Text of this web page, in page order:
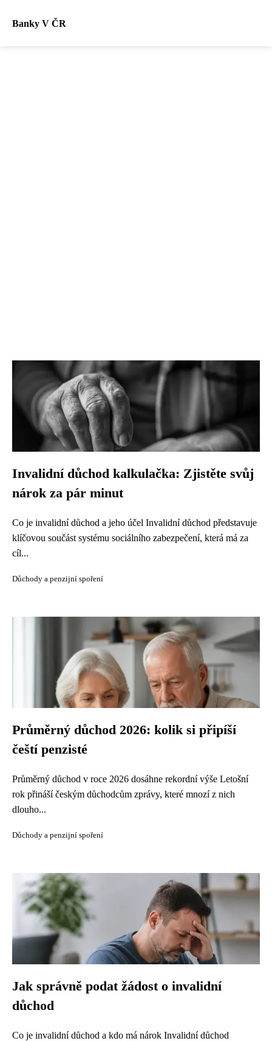
Banky V ČR
Invalidní důchod kalkulačka: Zjistěte svůj
nárok za pár minut
Co je invalidní důchod a jeho účel Invalidní důchod představuje
klíčovou součást systému sociálního zabezpečení, která má za
cíl...
Důchody a penzijní spoření
Průměrný důchod 2026: kolik si připíší
čeští penzisté
Průměrný důchod v roce 2026 dosáhne rekordní výše Letošní
rok přináší českým důchodcům zprávy, které mnozí z nich
dlouho...
Důchody a penzijní spoření
Jak správně podat žádost o invalidní
důchod
Co je invalidní důchod a kdo má nárok Invalidní důchod